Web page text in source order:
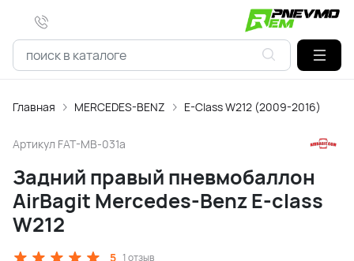
Главная MERCEDES-BENZ E-Class W212 (2009-2016)
Артикул FAT-MB-031a
Задний правый пневмобаллон
AirBagit Mercedes-Benz E-class
W212
5 1 отзыв